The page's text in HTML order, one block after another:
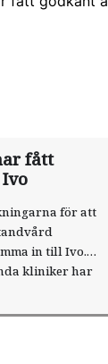
fått
för att
in till Ivo.
kliniker har